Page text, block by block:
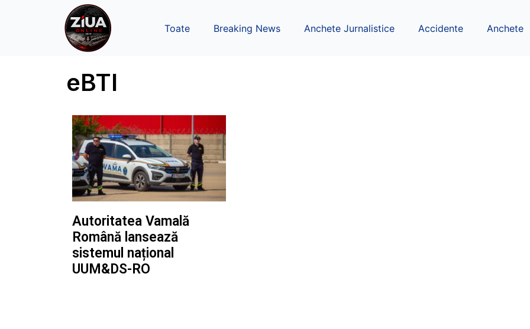
Toate Breaking News Anchete Jurnalistice Accidente Anchete
eBTI
Autoritatea Vamală
Română lansează
sistemul național
UUM&DS-RO